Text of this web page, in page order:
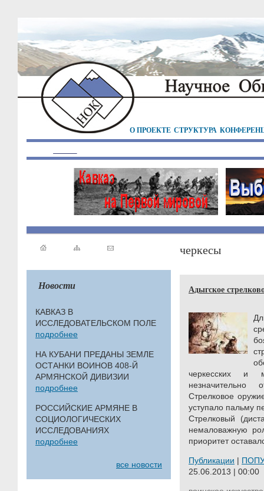
О ПРОЕКТЕ СТРУКТУРА
Новости
КАВКАЗ В
ИССЛЕДОВАТЕЛЬСКОМ ПОЛЕ
подробнее
НА КУБАНИ ПРЕДАНЫ ЗЕМЛЕ
ОСТАНКИ ВОИНОВ 408-Й
АРМЯНСКОЙ ДИВИЗИИ
подробнее
РОССИЙСКИЕ АРМЯНЕ В
СОЦИОЛОГИЧЕСКИХ
ИССЛЕДОВАНИЯХ
подробнее
все новости
черкесы
Адыгское
черкесских и
незначительно
Cтрелковое
уступало пальму
Cтрелковый
немаловажную
приоритет
Публикации |
25.06.2013 | 00:00